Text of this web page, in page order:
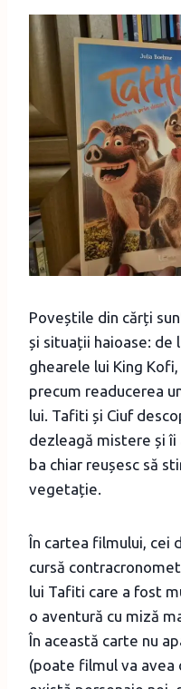
Poveștile din cărți
și situații haioase: de
ghearele lui King
precum readucerea
lui. Tafiti și Ciuf
dezleagă mistere și
ba chiar reușesc să
vegetație.
În cartea filmului, cei
cursă
lui Tafiti care a fost
o aventură cu miză
În această carte nu
(poate filmul va avea